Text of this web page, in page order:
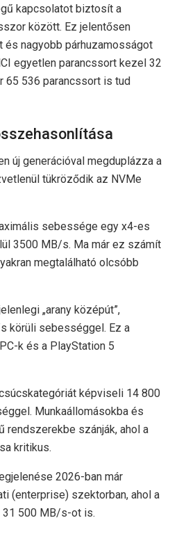
kapcsolatot biztosít a
között. Ez jelentősen
és nagyobb párhuzamosságot
egyetlen parancssort kezel 32
65 536 parancssort is tud
új generációval megduplázza a
tükröződik az NVMe
sebessége egy x4-es
3500 MB/s. Ma már ez számít
megtalálható olcsóbb
„arany középút”,
körüli sebességgel. Ez a
k és a PlayStation 5
képviseli 14 800
Munkaállomásokba és
rendszerekbe szánják, ahol a
kritikus.
2026-ban már
(enterprise) szektorban, ahol a
500 MB/s-ot is.